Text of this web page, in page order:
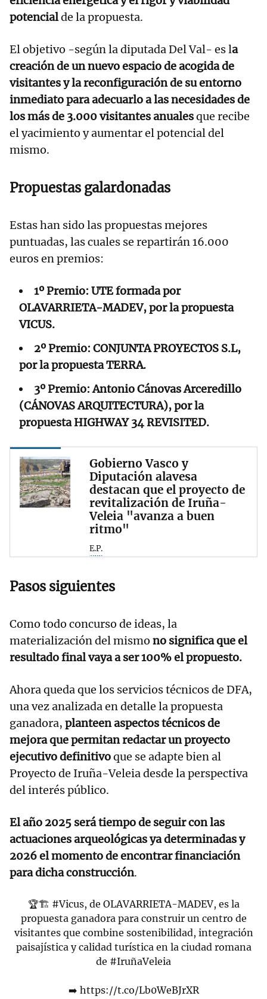
potencialde la propuesta.
El objetivo -según la diputada Del Val- es la
creación de un nuevo espacio de acogida de
visitantes y la reconfiguración de su entorno
inmediato para adecuarlo a las necesidades de
los más de 3.000 visitantes anualesque recibe
el yacimiento y aumentar el potencial del
mismo.
Propuestas galardonadas
Estas han sido las propuestas mejores
puntuadas, las cuales se repartirán 16.000
euros en premios:
1º Premio: UTE formada por
OLAVARRIETA-MADEV, por la propuesta
VICUS.
2º Premio: CONJUNTA PROYECTOS S.L,
por la propuesta TERRA.
3º Premio: Antonio Cánovas Arceredillo
(CÁNOVAS ARQUITECTURA), por la
propuesta HIGHWAY 34 REVISITED.
Gobierno Vasco y
Diputación alavesa
destacan que el proyecto de
revitalización de Iruña-
Veleia "avanza a buen
ritmo"
E.P.
Pasos siguientes
Como todo concurso de ideas, la
materialización del mismo no significa que el
resultado final vaya a ser 100% el propuesto.
Ahora queda que los servicios técnicos de DFA,
una vez analizada en detalle la propuesta
ganadora, planteen aspectos técnicos de
mejora que permitan redactar un proyecto
ejecutivo definitivoque se adapte bien al
Proyecto de Iruña-Veleia desde la perspectiva
del interés público.
El año 2025 será tiempo de seguir con las
actuaciones arqueológicas ya determinadas y
2026 el momento de encontrar financiación
para dicha construcción.
🏆🏗️ #Vicus, de OLAVARRIETA-MADEV, es la
propuesta ganadora para construir un centro de
visitantes que combine sostenibilidad, integración
paisajística y calidad turística en la ciudad romana
de #IruñaVeleia
➡️ https://t.co/Lb0WeBJrXR